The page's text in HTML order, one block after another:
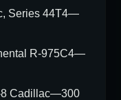
Series 44T4—
R-975C4—
8 Cadillac—300